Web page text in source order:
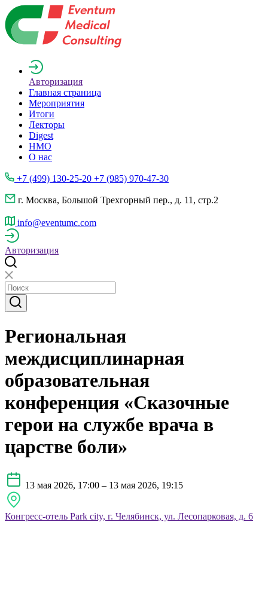
Авторизация
Главная страница
Мероприятия
Итоги
Лекторы
Digest
НМО
О нас
+7 (499) 130-25-20 +7 (985) 970-47-30
г. Москва, Большой Трехгорный пер., д. 11, стр.2
info@eventumc.com
Авторизация
Региональная
междисциплинарная
образовательная
конференция «Сказочные
герои на службе врача в
царстве боли»
13 мая 2026, 17:00 – 13 мая 2026, 19:15
Конгресс-отель Park city, г. Челябинск, ул. Лесопарковая, д. 6